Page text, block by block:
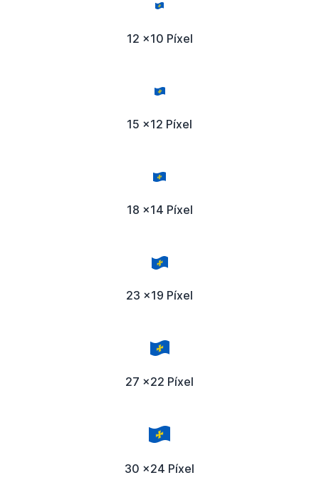
12 x10 Píxel
15 x12 Píxel
18 x14 Píxel
23 x19 Píxel
27 x22 Píxel
30 x24 Píxel